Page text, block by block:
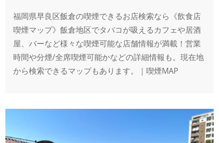
福岡県早良区飯倉の喫煙できるお店検索なら《飲食店
喫煙マップ》飯倉地区でタバコが吸えるカフェや居酒
屋、バーなど様々な喫煙可能な店舗情報が満載！営業
時間や分煙/全席喫煙可能かなどの詳細情報も。現在地
から検索できるマップもあります。｜喫煙MAP